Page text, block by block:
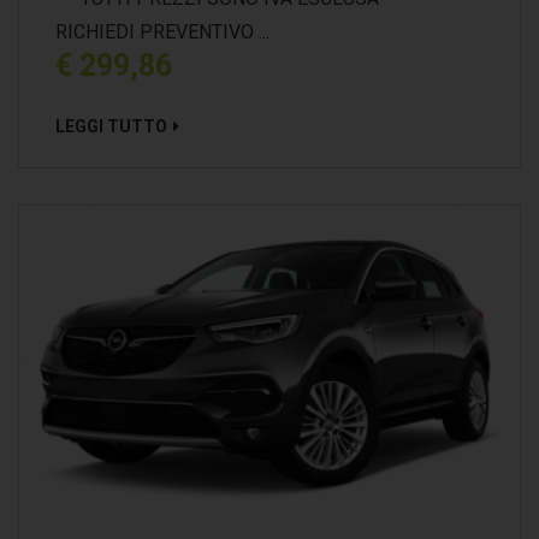
TITOLARE E RESPONSABILE DEL TRATTAMENTO - Il Titolare del trattamento è
G.H.N. SRLS, con sede in Via Cav. D. Saccaro, 4, 91013 Calatafimi-Segesta
(art. 7 Codice della Privacy) - Ai sensi dell’art. 7 del Codice della Privacy, il
CLIENTE ha il diritto di ottenere in qualunque momento la conferma
dell’esistenza o meno dei Suoi dati e di conoscerne il contenuto e l’origine,
verificarne l’esattezza o chiederne l’integrazione o l’aggiornamento, oppure la
rettificazione. Ai sensi del medesimo articolo, il CLIENTE ha il diritto di
chiedere la cancellazione, la trasformazione in forma anonima o il blocco dei
dati trattati in violazione di legge, nonché di opporsi in ogni caso, per motivi
legittimi, al loro trattamento. Inoltre, il CLIENTE potrà opporsi in qualsiasi
RICHIEDI PREVENTIVO ...
€ 299,86
LEGGI TUTTO